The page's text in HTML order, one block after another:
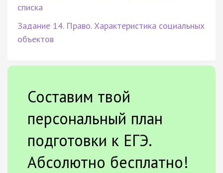
списка
Задание 14. Право. Характеристика социальных
объектов
Составим твой
персональный план
подготовки к ЕГЭ.
Абсолютно бесплатно!